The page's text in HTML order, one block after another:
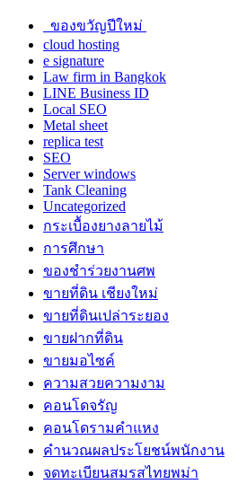
ของขวัญปีใหม่
cloud hosting
e signature
Law firm in Bangkok
LINE Business ID
Local SEO
Metal sheet
replica test
SEO
Server windows
Tank Cleaning
Uncategorized
กระเบื้องยางลายไม้
การศึกษา
ของชำร่วยงานศพ
ขายที่ดิน เชียงใหม่
ขายที่ดินเปล่าระยอง
ขายฝากที่ดิน
ขายมอไซค์
ความสวยความงาม
คอนโดจรัญ
คอนโดรามคำแหง
คำนวณผลประโยชน์พนักงาน
จดทะเบียนสมรสไทยพม่า